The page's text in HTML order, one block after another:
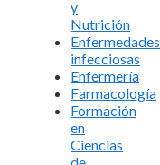
y
Nutrición
Enfermedades
infecciosas
Enfermería
Farmacología
Formación
en
Ciencias